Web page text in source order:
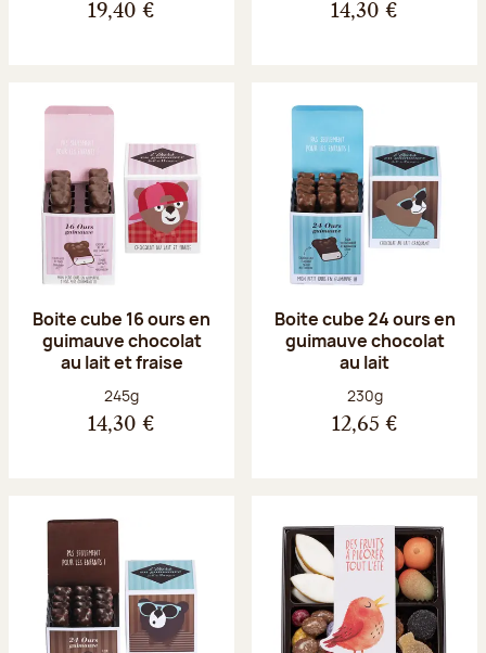
19,40 € 14,30 €
Boite cube 16 ours en
guimauve chocolat
au lait et fraise
Poids net :
245g
14,30 €
Boite cube 24 ours en
guimauve chocolat
au lait
Poids net :
230g
12,65 €